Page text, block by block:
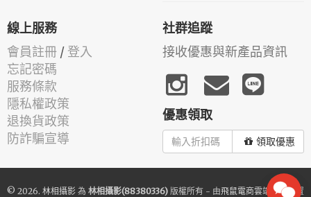
線上服務
會員註冊 / 登入
忘記密碼
服務條款
隱私權政策
退換貨政策
防詐騙宣導
社群追蹤
接收優惠與新產品資訊
優惠領取
領取優惠
© 2026. 林相攝影 為 林相攝影(88380336) 版權所有 - 由飛鼠電商雲端服務 建置